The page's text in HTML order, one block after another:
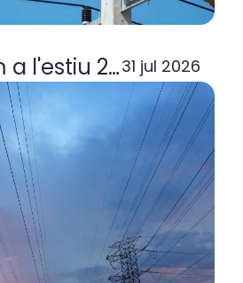
a l'estiu 2026: per
31 jul 2026